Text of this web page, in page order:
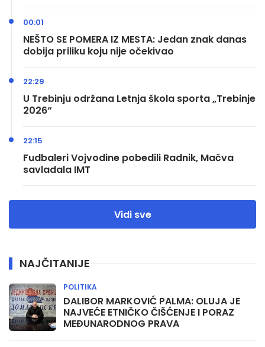
NEŠTO SE POMERA IZ MESTA: Jedan znak danas
dobija priliku koju nije očekivao
00:01
U Trebinju održana Letnja škola sporta „Trebinje
2026“
22:29
Fudbaleri Vojvodine pobedili Radnik, Mačva
savladala IMT
22:15
Vidi sve
NAJČITANIJE
DALIBOR MARKOVIĆ PALMA: OLUJA JE
NAJVEĆE ETNIČKO ČIŠĆENJE I PORAZ
MEĐUNARODNOG PRAVA
POLITIKA